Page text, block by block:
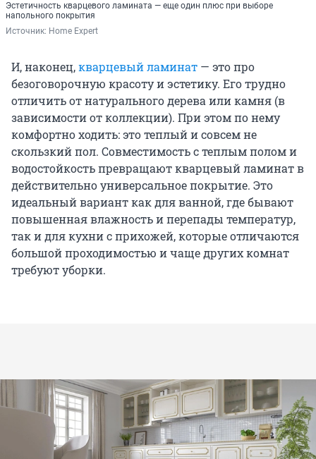
Эстетичность кварцевого ламината — еще один плюс при выборе
напольного покрытия
Источник: Home Expert
И, наконец,кварцевый ламинат — это про
безоговорочную красоту и эстетику. Его трудно
отличить от натурального дерева или камня (в
зависимости от коллекции). При этом по нему
комфортно ходить: это теплый и совсем не
скользкий пол. Совместимость с теплым полом и
водостойкость превращают кварцевый ламинат в
действительно универсальное покрытие. Это
идеальный вариант как для ванной, где бывают
повышенная влажность и перепады температур,
так и для кухни с прихожей, которые отличаются
большой проходимостью и чаще других комнат
требуют уборки.